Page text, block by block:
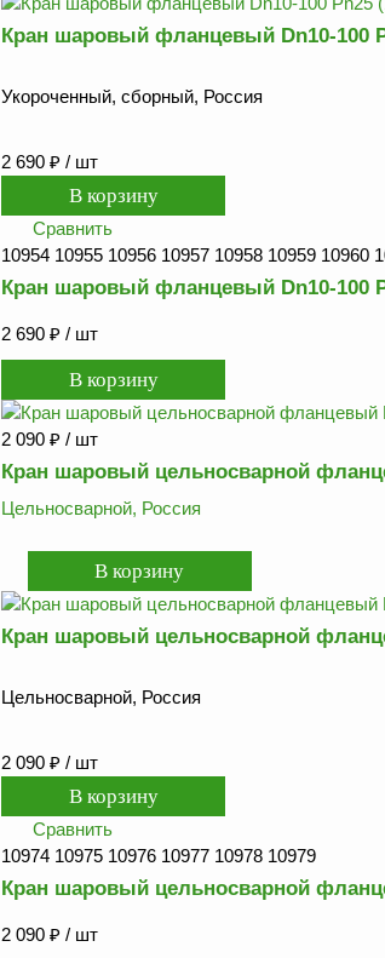
Кран шаровый фланцевый Dn10-100
Укороченный, сборный, Россия
2 690 ₽ / шт
Сравнить
10954 10955 10956 10957 10958 10959 10960
Кран шаровый фланцевый Dn10-100
2 690 ₽ / шт
2 090 ₽ / шт
Кран шаровый цельносварной
Цельносварной, Россия
Кран шаровый цельносварной
Цельносварной, Россия
2 090 ₽ / шт
Сравнить
10974 10975 10976 10977 10978 10979
Кран шаровый цельносварной
2 090 ₽ / шт